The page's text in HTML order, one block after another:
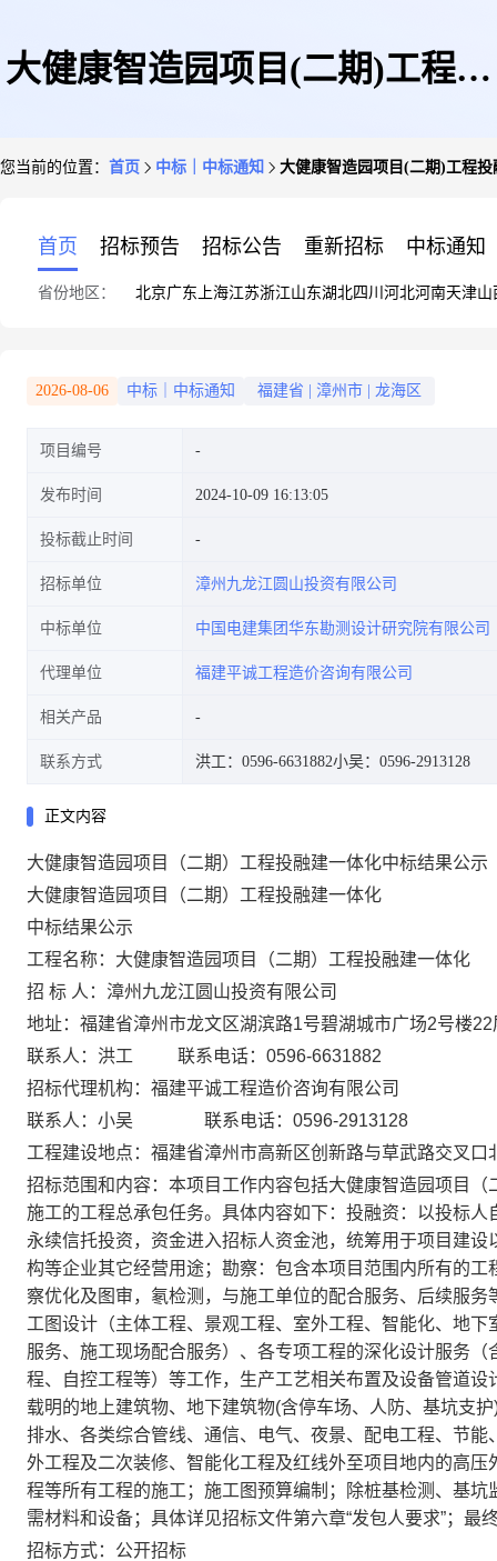
大健康智造园项目(二期)工程投
您当前的位置： 首页 中标｜中标通知 大健康智造园项目(二期)工程
首页 招标预告 招标公告 重新招标 中标通知
省份地区： 北京广东 上海江苏浙江山东湖北四川 河北河南天津山
2026-08-06 中标｜中标通知 福建省 漳州市 龙海区
项目编号
发布时间 2024-10-09 16:13:05
投标截止时间
招标单位 漳州九龙江圆山投资有限公司
中标单位 中国电建集团华东勘测设计研究院有限公司
代理单位 福建平诚工程造价咨询有限公司
相关产品
联系方式 洪工：0596-6631882小吴：0596-2913128
正文内容
大健康智造园项目（二期）工程投融建一体化中标结果公示
大健康智造园项目（二期）工程投融建一体化
中标结果公示
工程名称： 大健康智造园项目（二期）工程投融建一体化
招 标 人： 漳州九龙江圆山投资有限公司
地址： 福建省漳州市龙文区湖滨路1号碧湖城市广场2号楼22
联系人： 洪工 联系电话： 0596-6631882
招标代理机构： 福建平诚工程造价咨询有限公司
联系人： 小吴 联系电话： 0596-2913128
工程建设地点： 福建省漳州市高新区创新路与草武路交叉口
招标范围和内容： 本项目工作内容包括大健康智造园项目
施工的工程总承包任务。具体内容如下：投融资：以投标
永续信托投资，资金进入招标人资金池，统筹用于项目建
构等企业其它经营用途；勘察：包含本项目范围内所有的
察优化及图审，氡检测，与施工单位的配合服务、后续服
工图设计（主体工程、景观工程、室外工程、智能化、地
服务、施工现场配合服务）、各专项工程的深化设计服务
程、自控工程等）等工作，生产工艺相关布置及设备管道设
载明的地上建筑物、地下建筑物(含停车场、人防、基坑支
排水、各类综合管线、通信、电气、夜景、配电工程、节
外工程及二次装修、智能化工程及红线外至项目地内的高
程等所有工程的施工；施工图预算编制；除桩基检测、基
需材料和设备；具体详见招标文件第六章“发包人要求”；最
招标方式： 公开招标